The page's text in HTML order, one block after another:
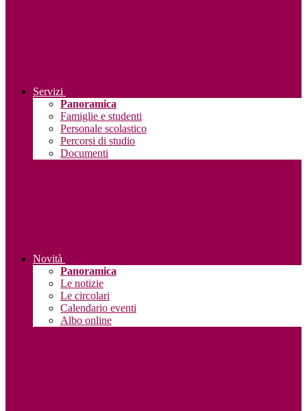
Servizi
Panoramica
Famiglie e studenti
Personale scolastico
Percorsi di studio
Documenti
Novità
Panoramica
Le notizie
Le circolari
Calendario eventi
Albo online